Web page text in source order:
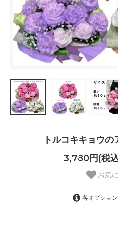
トルコキキョウの
3,780円(税
お気
各オプショ